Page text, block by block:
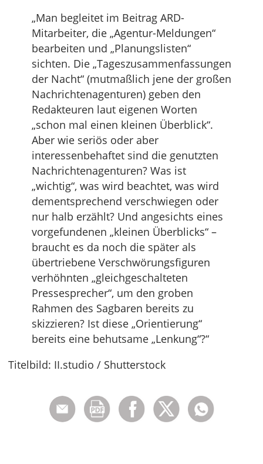
„Man begleitet im Beitrag ARD-
Mitarbeiter, die „Agentur-Meldungen“
bearbeiten und „Planungslisten“
sichten. Die „Tageszusammenfassungen
der Nacht“ (mutmaßlich jene der großen
Nachrichtenagenturen) geben den
Redakteuren laut eigenen Worten
„schon mal einen kleinen Überblick“.
Aber wie seriös oder aber
interessenbehaftet sind die genutzten
Nachrichtenagenturen? Was ist
„wichtig“, was wird beachtet, was wird
dementsprechend verschwiegen oder
nur halb erzählt? Und angesichts eines
vorgefundenen „kleinen Überblicks“ –
braucht es da noch die später als
übertriebene Verschwörungsfiguren
verhöhnten „gleichgeschalteten
Pressesprecher“, um den groben
Rahmen des Sagbaren bereits zu
skizzieren? Ist diese „Orientierung“
bereits eine behutsame „Lenkung“?“
Titelbild: II.studio / Shutterstock